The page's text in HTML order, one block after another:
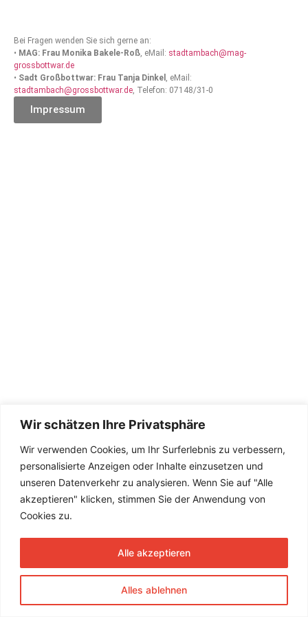
Wir schätzen Ihre Privatsphäre
Wir verwenden Cookies, um Ihr Surferlebnis zu verbessern,
personalisierte Anzeigen oder Inhalte einzusetzen und
unseren Datenverkehr zu analysieren. Wenn Sie auf "Alle
akzeptieren" klicken, stimmen Sie der Anwendung von
Cookies zu.
Alles ablehnen
Alle akzeptieren
Bei Fragen wenden Sie sich gerne an:
• MAG: Frau Monika Bakele-Roß, eMail: stadtambach@mag-
grossbottwar.de
• Sadt Großbottwar: Frau Tanja Dinkel , eMail:
stadtambach@grossbottwar.de, Telefon: 07148/31-0
Impressum